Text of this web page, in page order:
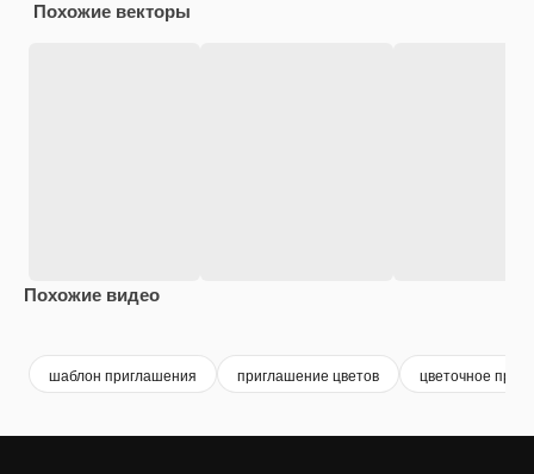
Похожие векторы
Похожие видео
шаблон приглашения приглашение цветов цветочное